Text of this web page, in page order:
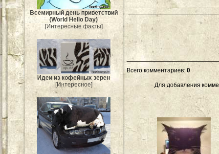
Всемирный день приветствий
(World Hello Day)
[Интересные факты]
Идеи из кофейных зерен
[Интересное]
Всего комментариев: 0
Для добавления